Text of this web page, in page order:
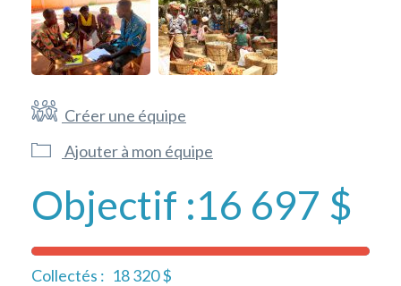
Créer une équipe
Ajouter à mon équipe
Objectif :16 697 $
Collectés : 18 320 $